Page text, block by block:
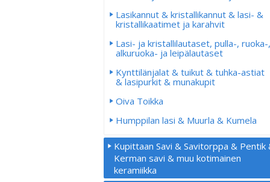
Lasikannut & kristallikannut & lasi- &
kristallikaatimet ja karahvit
Lasi- ja kristallilautaset, pulla-, ruoka-,
alkuruoka- ja leipälautaset
Kynttilänjalat & tuikut & tuhka-astiat
& lasipurkit & munakupit
Oiva Toikka
Humppilan lasi & Muurla & Kumela
Kupittaan Savi & Savitorppa & Pentik
Kerman savi & muu kotimainen
keramiikka